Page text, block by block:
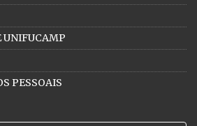
UNIFUCAMP
PESSOAIS